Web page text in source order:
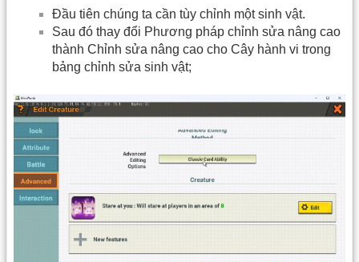
Đầu tiên chúng ta cần tùy chỉnh một sinh vật.
Sau đó thay đổi Phương pháp chỉnh sửa nâng cao
thành Chỉnh sửa nâng cao cho Cây hành vi trong
bảng chỉnh sửa sinh vật;